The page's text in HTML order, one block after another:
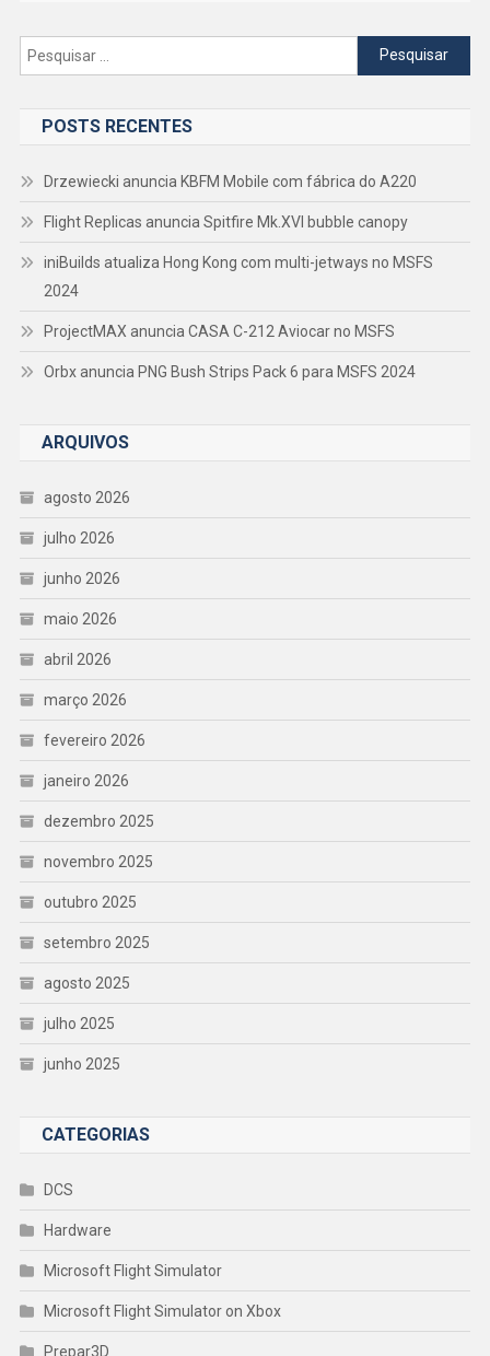
Pesquisar
por:
POSTS RECENTES
Drzewiecki anuncia KBFM Mobile com fábrica do A220
Flight Replicas anuncia Spitfire Mk.XVI bubble canopy
iniBuilds atualiza Hong Kong com multi-jetways no MSFS
2024
ProjectMAX anuncia CASA C-212 Aviocar no MSFS
Orbx anuncia PNG Bush Strips Pack 6 para MSFS 2024
ARQUIVOS
agosto 2026
julho 2026
junho 2026
maio 2026
abril 2026
março 2026
fevereiro 2026
janeiro 2026
dezembro 2025
novembro 2025
outubro 2025
setembro 2025
agosto 2025
julho 2025
junho 2025
CATEGORIAS
DCS
Hardware
Microsoft Flight Simulator
Microsoft Flight Simulator on Xbox
Prepar3D